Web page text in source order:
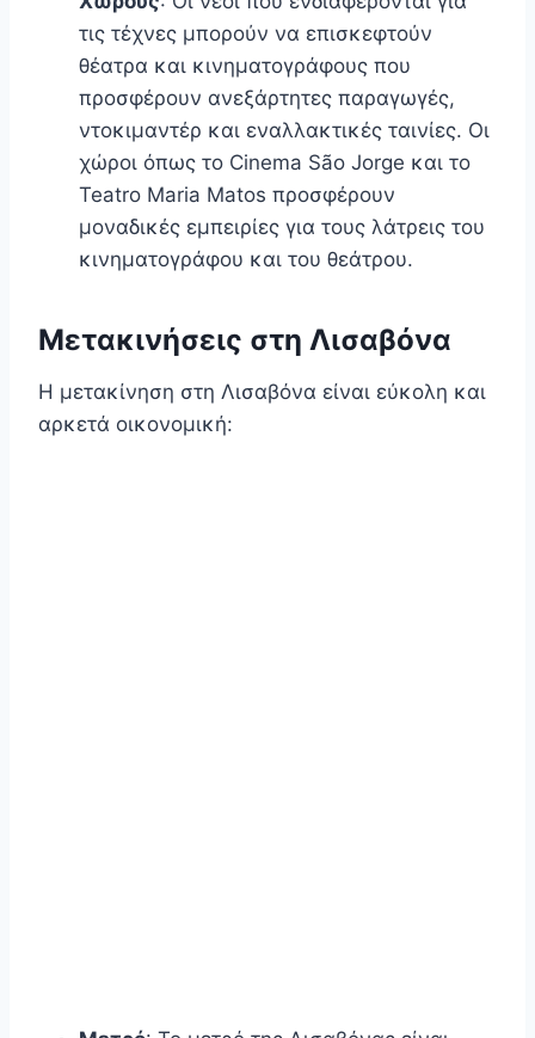
τις τέχνες μπορούν να επισκεφτούν
θέατρα και κινηματογράφους που
προσφέρουν ανεξάρτητες παραγωγές,
ντοκιμαντέρ και εναλλακτικές ταινίες. Οι
χώροι όπως το Cinema São Jorge και το
Teatro Maria Matos προσφέρουν
μοναδικές εμπειρίες για τους λάτρεις του
κινηματογράφου και του θεάτρου.
Μετακινήσεις στη Λισαβόνα
Η μετακίνηση στη Λισαβόνα είναι εύκολη και
αρκετά οικονομική: